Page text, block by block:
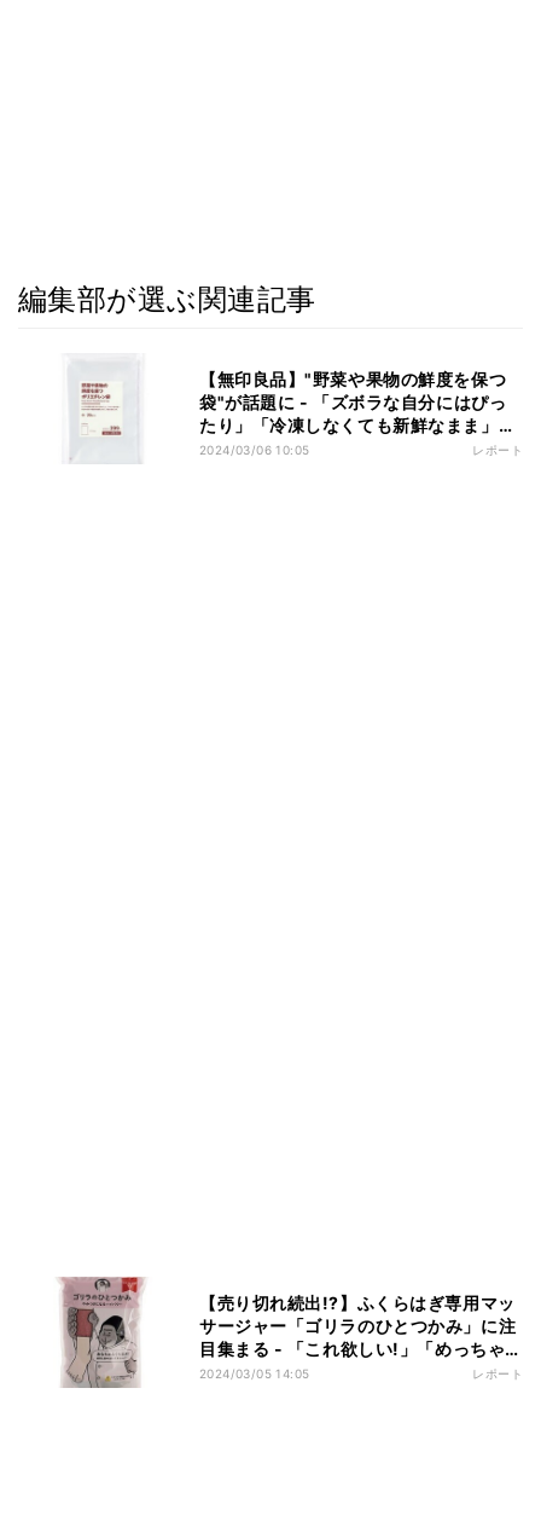
編集部が選ぶ関連記事
【無印良品】"野菜や果物の鮮度を保つ
袋"が話題に - 「ズボラな自分にはぴっ
たり」「冷凍しなくても新鮮なまま」
「えーすごい!」の声
2024/03/06 10:05 レポート
【売り切れ続出!?】ふくらはぎ専用マッ
サージャー「ゴリラのひとつかみ」に注
目集まる - 「これ欲しい!」「めっちゃ気
になる」「飛行機の中に持ち込みたい」
2024/03/05 14:05 レポート